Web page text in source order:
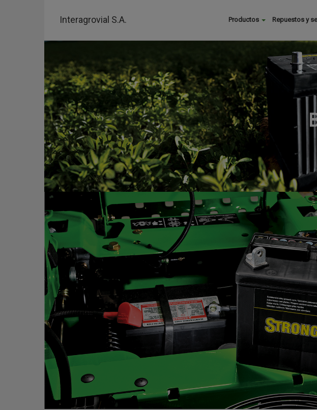
Interagrovial S.A.
menu
Productos Repuestos y